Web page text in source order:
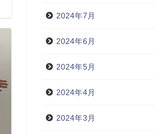
2024年7月
2024年6月
2024年5月
2024年4月
2024年3月